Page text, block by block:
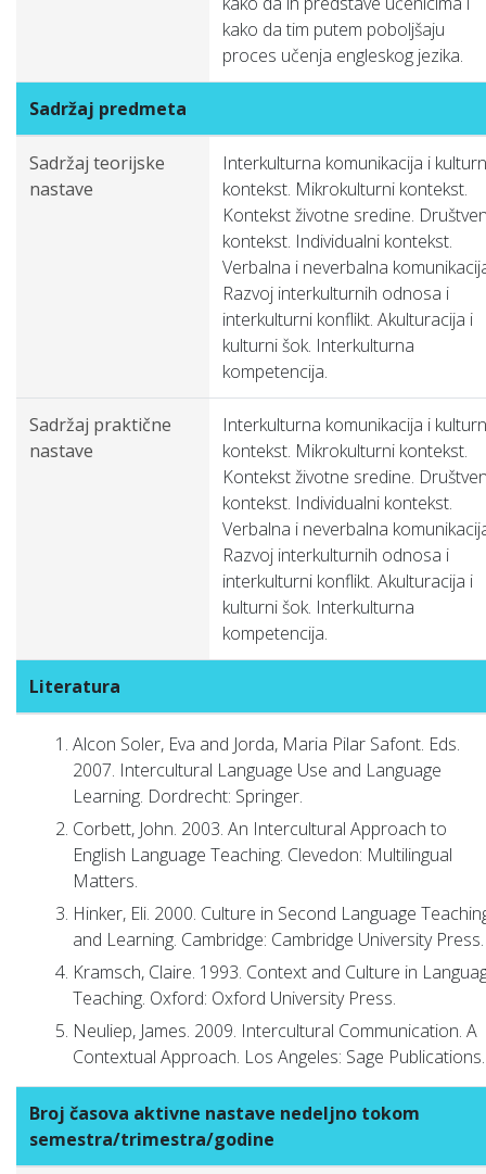
kako da tim putem poboljšaju
proces učenja engleskog jezika.
Sadržaj predmeta
Sadržaj teorijske
nastave
Interkulturna komunikacija i
kontekst. Mikrokulturni kontekst.
Kontekst životne sredine.
kontekst. Individualni kontekst.
Verbalna i neverbalna
Razvoj interkulturnih odnosa i
interkulturni konflikt. Akulturacija i
kulturni šok. Interkulturna
kompetencija.
Sadržaj praktične
nastave
Interkulturna komunikacija i
kontekst. Mikrokulturni kontekst.
Kontekst životne sredine.
kontekst. Individualni kontekst.
Verbalna i neverbalna
Razvoj interkulturnih odnosa i
interkulturni konflikt. Akulturacija i
kulturni šok. Interkulturna
kompetencija.
Literatura
Alcon Soler, Eva and Jorda, Maria Pilar Safont. Eds.
2007. Intercultural Language Use and Language
Learning. Dordrecht: Springer.
Corbett, John. 2003. An Intercultural Approach to
English Language Teaching. Clevedon: Multilingual
Matters.
Hinker, Eli. 2000. Culture in Second Language
and Learning. Cambridge: Cambridge University Press.
Kramsch, Claire. 1993. Context and Culture in
Teaching. Oxford: Oxford University Press.
Neuliep, James. 2009. Intercultural Communication. A
Contextual Approach. Los Angeles: Sage Publications.
Broj časova aktivne nastave nedeljno tokom
semestra/trimestra/godine